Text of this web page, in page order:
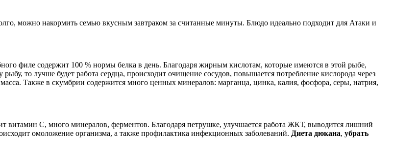
можно накормить семью вкусным завтраком за считанные минуты. Блюдо идеально подходит для Атаки и
филе содержит 100 % нормы белка в день. Благодаря жирным кислотам, которые имеются в этой рыбе,
то лучше будет работа сердца, происходит очищение сосудов, повышается потребление кислорода через
Также в скумбрии содержится много ценных минералов: марганца, цинка, калия, фосфора, серы, натрия,
витамин С, много минералов, ферментов. Благодаря петрушке, улучшается работа ЖКТ, выводится лишний
омоложение организма, а также профилактика инфекционных заболеваний. Диета дюкана, убрать